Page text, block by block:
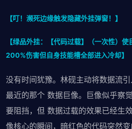
【叮！濒死边缘触发隐藏外挂弹窗！】
【绿品外挂：【代码过载】（一次性）
200%伤害但自身技能槽全部进入冷却】
没有时间犹豫。林砚主动将数据流
最近的那个 数据巨像。巨像似乎察
要阻挡，但 数据过载的效果已经生
像核心的瞬间，暗红色的代码突然